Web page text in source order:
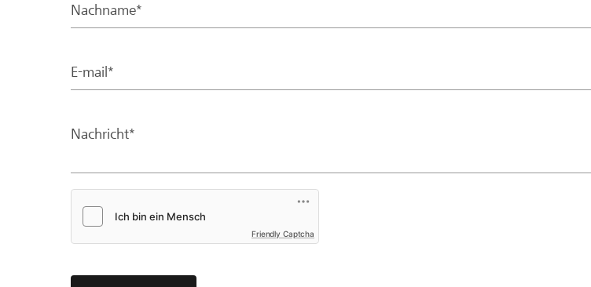
Nachname*
E-mail*
Nachricht*
Friendly Captcha